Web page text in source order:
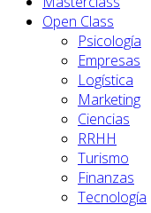
Open Class
Psicología
Empresas
Logística
Marketing
Ciencias
RRHH
Turismo
Finanzas
Tecnología